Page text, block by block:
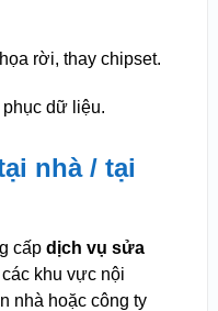
rời, thay chipset.
dữ liệu.
nhà / tại
cấp dịch vụ sửa
khu vực nội
nhà hoặc công ty